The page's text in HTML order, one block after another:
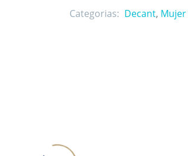
Categorias: Decant, Mujer